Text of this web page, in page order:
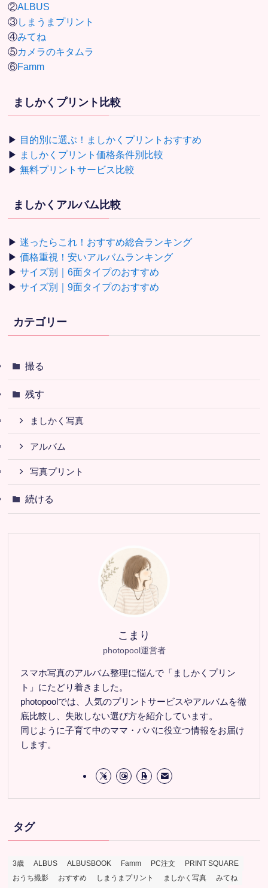
②ALBUS
③しまうまプリント
④みてね
⑤カメラのキタムラ
⑥Famm
ましかくプリント比較
▶ 目的別に選ぶ！ましかくプリントおすすめ
▶ ましかくプリント価格条件別比較
▶無料プリントサービス比較
ましかくアルバム比較
▶迷ったらこれ！おすすめ総合ランキング
▶価格重視！安いアルバムランキング
▶サイズ別｜6面タイプのおすすめ
▶サイズ別｜9面タイプのおすすめ
カテゴリー
撮る
残す
ましかく写真
アルバム
写真プリント
続ける
こまり
photopool運営者
スマホ写真のアルバム整理に悩んで「ましかくプリン
ト」にたどり着きました。
photopoolでは、人気のプリントサービスやアルバムを徹
底比較し、失敗しない選び方を紹介しています。
同じように子育て中のママ・パパに役立つ情報をお届け
します。
タグ
3歳 ALBUS ALBUSBOOK Famm PC注文
PRINT SQUARE
おうち撮影
おすすめ しまうまプリント ましかく写真 みてね